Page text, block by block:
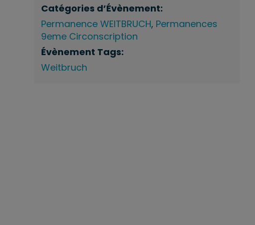
Catégories d’Évènement:
Permanence WEITBRUCH, Permanences
9eme Circonscription
Évènement Tags:
Weitbruch